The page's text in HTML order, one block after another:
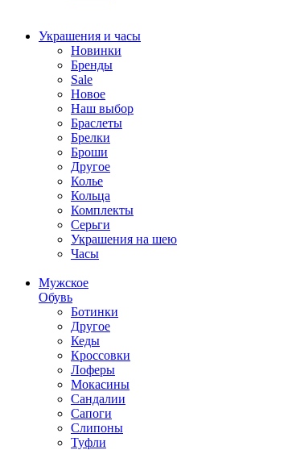
Украшения и часы
Новинки
Бренды
Sale
Новое
Наш выбор
Браслеты
Брелки
Броши
Другое
Колье
Кольца
Комплекты
Серьги
Украшения на шею
Часы
Мужское
Обувь
Ботинки
Другое
Кеды
Кроссовки
Лоферы
Мокасины
Сандалии
Сапоги
Слипоны
Туфли